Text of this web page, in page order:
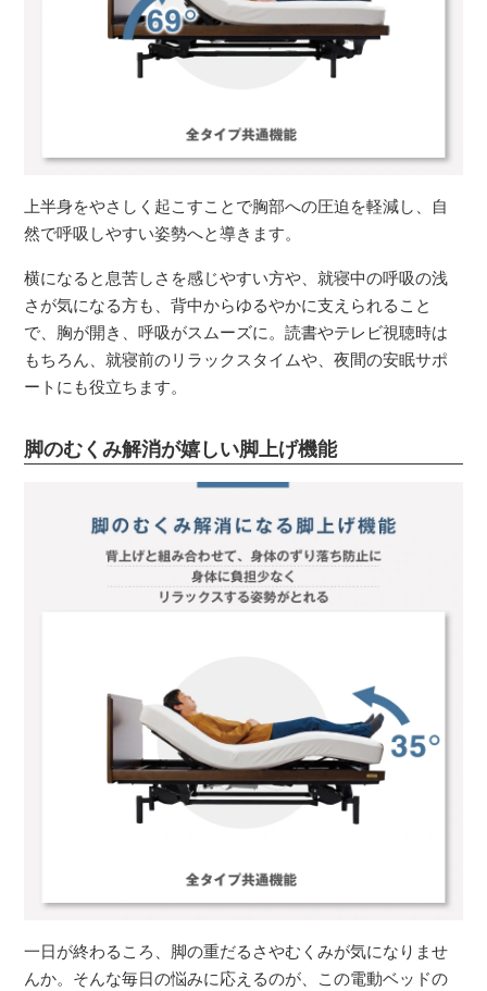
上半身をやさしく起こすことで胸部への圧迫を軽減し、自
然で呼吸しやすい姿勢へと導きます。
横になると息苦しさを感じやすい方や、就寝中の呼吸の浅
さが気になる方も、背中からゆるやかに支えられること
で、胸が開き、呼吸がスムーズに。読書やテレビ視聴時は
もちろん、就寝前のリラックスタイムや、夜間の安眠サポ
ートにも役立ちます。
脚のむくみ解消が嬉しい脚上げ機能
一日が終わるころ、脚の重だるさやむくみが気になりませ
んか。そんな毎日の悩みに応えるのが、この電動ベッドの